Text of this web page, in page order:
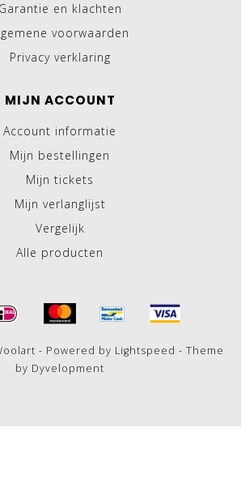
Garantie en klachten
voorwaarden
Privacy verklaring
MIJN ACCOUNT
Account informatie
Mijn bestellingen
Mijn tickets
Mijn verlanglijst
Vergelijk
Alle producten
- Powered by Lightspeed - Theme
by Dyvelopment